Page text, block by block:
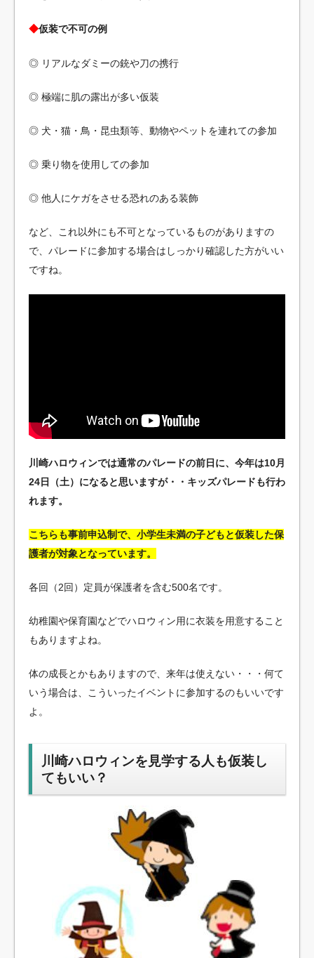
◆仮装で不可の例
◎ リアルなダミーの銃や刀の携行
◎ 極端に肌の露出が多い仮装
◎ 犬・猫・鳥・昆虫類等、動物やペットを連れての参加
◎ 乗り物を使用しての参加
◎ 他人にケガをさせる恐れのある装飾
など、これ以外にも不可となっているものがありますの
で、パレードに参加する場合はしっかり確認した方がいい
ですね。
川崎ハロウィンでは通常のパレードの前日に、今年は10月
24日（土）になると思いますが・・キッズパレードも行わ
れます。
こちらも事前申込制で、小学生未満の子どもと仮装した保
護者が対象となっています。
各回（2回）定員が保護者を含む500名です。
幼稚園や保育園などでハロウィン用に衣装を用意すること
もありますよね。
体の成長とかもありますので、来年は使えない・・・何て
いう場合は、こういったイベントに参加するのもいいです
よ。
川崎ハロウィンを見学する人も仮装し
てもいい？